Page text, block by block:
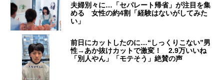
夫婦別々に…「セパレート帰省」が注目を集
める 女性の約4割「経験はないがしてみた
い」
前日にカットしたのに…“しっくりこない”男
性→あか抜けカットで激変！ 2.9万いいね
「別人やん」「モテそう」絶賛の声